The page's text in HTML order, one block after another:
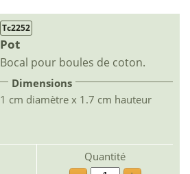
Tc2252
Pot
Bocal pour boules de coton.
Dimensions
1 cm diamètre x 1.7 cm hauteur
Quantité